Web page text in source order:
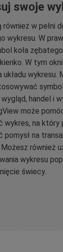
swoje
również w pełni
wykresu. W
koła
W tym
wykresu.
handel i
może
wykres, na który
pomysł na
również
wykresu
świecy.